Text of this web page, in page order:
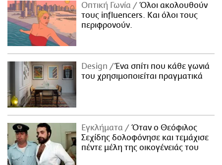
Οπτική Γωνία
Όλοι ακολουθούν
τους influencers. Και όλοι τους
περιφρονούν.
Design
Ένα σπίτι που κάθε γωνιά
του χρησιμοποιείται πραγματικά
Εγκλήματα
Όταν ο Θεόφιλος
Σεχίδης δολοφόνησε και τεμάχισε
πέντε μέλη της οικογένειάς του